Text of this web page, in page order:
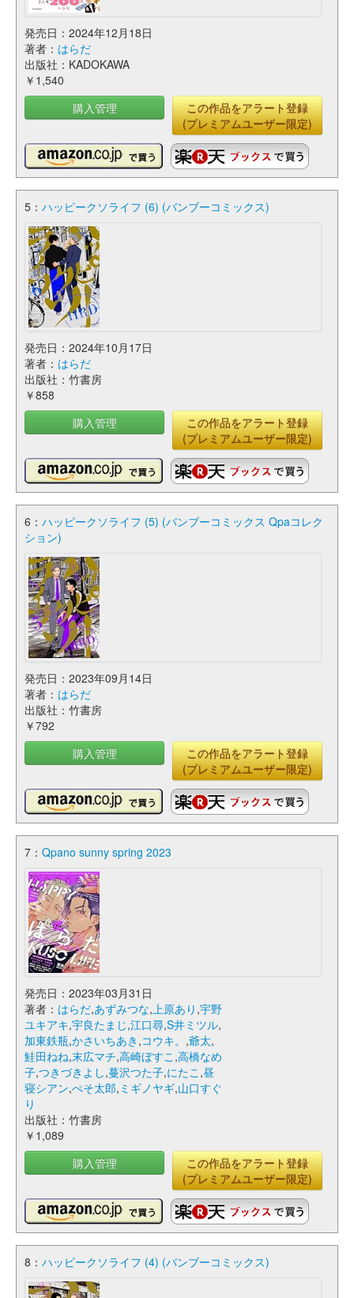
発売日：2024年12月18日
著者： はらだ
出版社：KADOKAWA
￥1,540
購入管理
この作品をアラート登録
(プレミアムユーザー限定)
5： ハッピークソライフ (6) (バンブーコミックス)
発売日：2024年10月17日
著者： はらだ
出版社：竹書房
￥858
購入管理
この作品をアラート登録
(プレミアムユーザー限定)
6： ハッピークソライフ (5) (バンブーコミックス Qpaコレク
ション)
発売日：2023年09月14日
著者： はらだ
出版社：竹書房
￥792
購入管理
この作品をアラート登録
(プレミアムユーザー限定)
7： Qpano sunny spring 2023
発売日：2023年03月31日
著者： はらだ,あずみつな,上原あり ,宇野
ユキアキ,宇良たまじ,江口尋,S井ミツル,
加東鉄瓶,かさいちあき ,コウキ。 ,爺太,
鮭田ねね,末広マチ,高崎ぼすこ ,高橋なめ
子,つきづきよし,蔓沢つた子,にたこ ,昼
寝シアン,ぺそ太郎, ミギノヤギ,山口すぐ
り
出版社：竹書房
￥1,089
購入管理
この作品をアラート登録
(プレミアムユーザー限定)
8： ハッピークソライフ (4) (バンブーコミックス)